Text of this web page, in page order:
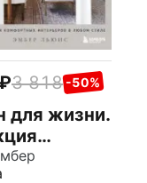
3 818 -50%
для жизни.